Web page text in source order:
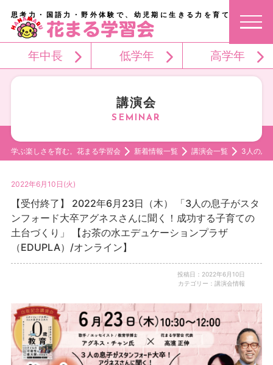
思考力・国語力・野外体験で、幼児期に生きる力を育てる。
年中長 低学年 高学年
講演会
学ぶ楽しさを育む。花まる学習会 新着情報一覧 講演会一覧 3人の息
2022年6月10日(火)
【受付終了】 2022年6月23日（木） 「3人の息子がスタ
ンフォード大卒アグネスさんに聞く！成功する子育ての
土台づくり」 【お茶の水エデュケーションプラザ
（EDUPLA）/オンライン】
投稿日：2022年6月10日
カテゴリー：講演会情報